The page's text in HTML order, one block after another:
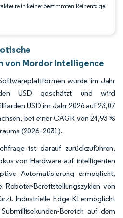
in keiner bestimmten Reihenfolge
Mordor Intelligence
wurde im Jahr
USD geschätzt und wird
USD im Jahr 2026 auf 23,07
bei einer CAGR von 24,93 %
(2026–2031).
ist darauf zurückzuführen,
von Hardware auf intelligenten
Automatisierung ermöglicht,
Bereitstellungszyklen von
Industrielle Edge-KI ermöglicht
Bereich auf dem